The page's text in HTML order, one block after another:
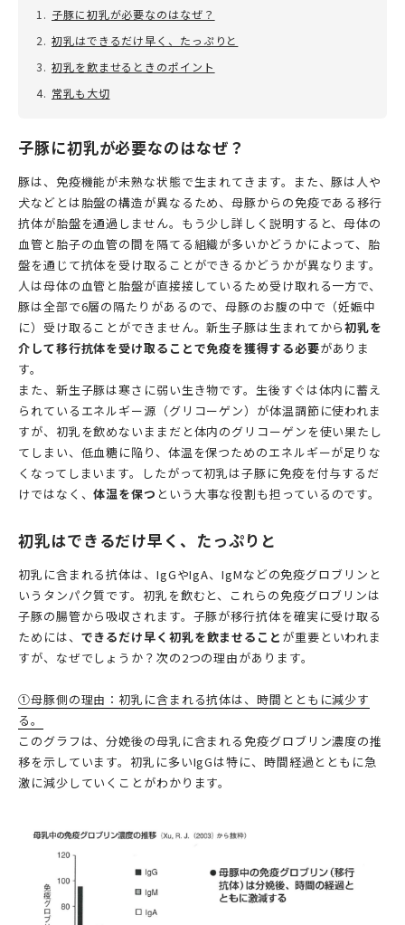
1. 子豚に初乳が必要なのはなぜ？
2. 初乳はできるだけ早く、たっぷりと
3. 初乳を飲ませるときのポイント
4. 常乳も大切
子豚に初乳が必要なのはなぜ？
豚は、免疫機能が未熟な状態で生まれてきます。また、豚は人や
犬などとは胎盤の構造が異なるため、母豚からの免疫である移行
抗体が胎盤を通過しません。もう少し詳しく説明すると、母体の
血管と胎子の血管の間を隔てる組織が多いかどうかによって、胎
盤を通じて抗体を受け取ることができるかどうかが異なります。
人は母体の血管と胎盤が直接接しているため受け取れる一方で、
豚は全部で6層の隔たりがあるので、母豚のお腹の中で（妊娠中
に）受け取ることができません。新生子豚は生まれてから初乳を
介して移行抗体を受け取ることで免疫を獲得する必要がありま
す。
また、新生子豚は寒さに弱い生き物です。生後すぐは体内に蓄え
られているエネルギー源（グリコーゲン）が体温調節に使われま
すが、初乳を飲めないままだと体内のグリコーゲンを使い果たし
てしまい、低血糖に陥り、体温を保つためのエネルギーが足りな
くなってしまいます。したがって初乳は子豚に免疫を付与するだ
けではなく、体温を保つ という大事な役割も担っているのです。
初乳はできるだけ早く、たっぷりと
初乳に含まれる抗体は、IgGやIgA、IgMなどの免疫グロブリンと
いうタンパク質です。初乳を飲むと、これらの免疫グロブリンは
子豚の腸管から吸収されます。子豚が移行抗体を確実に受け取る
ためには、 できるだけ早く初乳を飲ませること が重要といわれま
すが、なぜでしょうか？次の2つの理由があります。
①母豚側の理由：初乳に含まれる抗体は、時間とともに減少す
る。
このグラフは、分娩後の母乳に含まれる免疫グロブリン濃度の推
移を示しています。初乳に多いIgGは特に、時間経過とともに急
激に減少していくことがわかります。